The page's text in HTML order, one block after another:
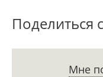
Поделиться
Мне